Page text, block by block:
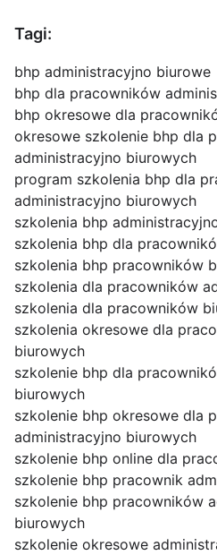
Tagi:
bhp administracyjno biurowe
bhp dla pracowników
bhp okresowe dla
okresowe szkolenie bhp dla
administracyjno biurowych
program szkolenia bhp dla
administracyjno biurowych
szkolenia bhp
szkolenia bhp dla
szkolenia bhp pracowników
szkolenia dla pracowników
szkolenia dla pracowników
szkolenia okresowe dla
biurowych
szkolenie bhp dla
biurowych
szkolenie bhp okresowe dla
administracyjno biurowych
szkolenie bhp online dla
szkolenie bhp pracownik
szkolenie bhp pracowników
biurowych
szkolenie okresowe